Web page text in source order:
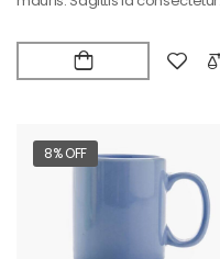
8% OFF